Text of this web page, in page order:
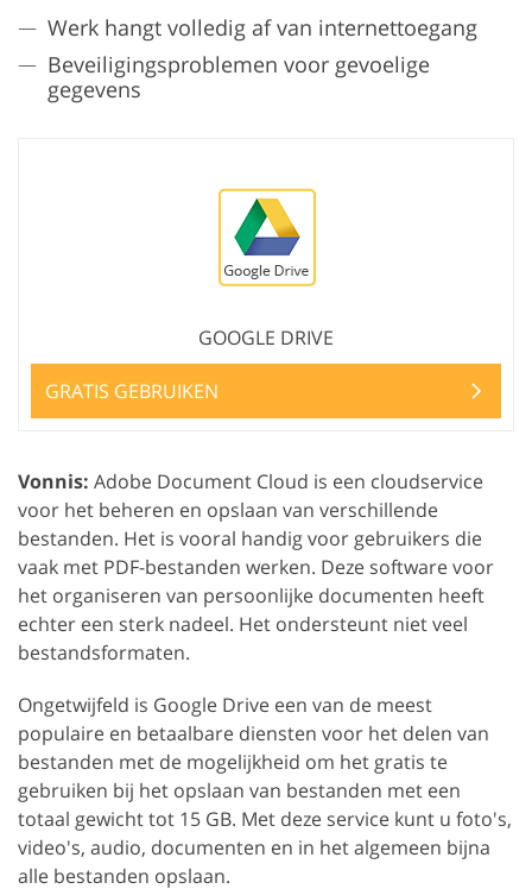
Werk hangt volledig af van internettoegang
Beveiligingsproblemen voor gevoelige
gegevens
GOOGLE DRIVE
GRATIS GEBRUIKEN
Vonnis: Adobe Document Cloud is een cloudservice
voor het beheren en opslaan van verschillende
bestanden. Het is vooral handig voor gebruikers die
vaak met PDF-bestanden werken. Deze software voor
het organiseren van persoonlijke documenten heeft
echter een sterk nadeel. Het ondersteunt niet veel
bestandsformaten.
Ongetwijfeld is Google Drive een van de meest
populaire en betaalbare diensten voor het delen van
bestanden met de mogelijkheid om het gratis te
gebruiken bij het opslaan van bestanden met een
totaal gewicht tot 15 GB. Met deze service kunt u foto's,
video's, audio, documenten en in het algemeen bijna
alle bestanden opslaan.